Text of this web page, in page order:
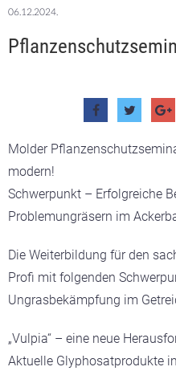
06.12.2024.
Molder
modern!
Schwerpunkt – Erfolgreiche
Problemungräsern im
Die Weiterbildung für den
Profi mit folgenden
Ungrasbekämpfung im
„Vulpia“ – eine neue
Aktuelle Glyphosatprodukte